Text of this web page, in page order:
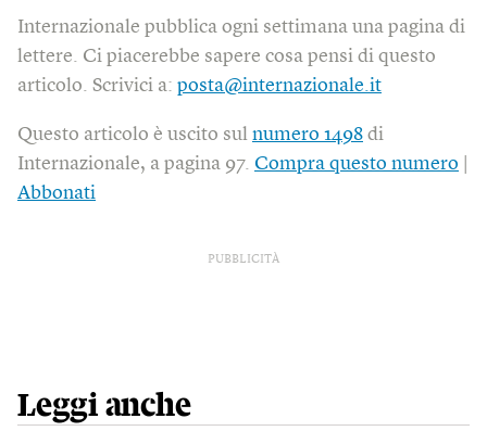
Internazionale pubblica ogni settimana una pagina di
lettere. Ci piacerebbe sapere cosa pensi di questo
articolo. Scrivici a: posta@internazionale.it
Questo articolo è uscito sul numero 1498 di
Internazionale, a pagina 97. Compra questo numero
Abbonati
PUBBLICITÀ
Leggi anche